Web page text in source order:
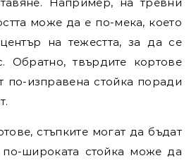
може да е по-мека, което
на тежестта, за да се
Обратно, твърдите кортове
по-изправена стойка поради
стъпките могат да бъдат
по-широката стойка може да